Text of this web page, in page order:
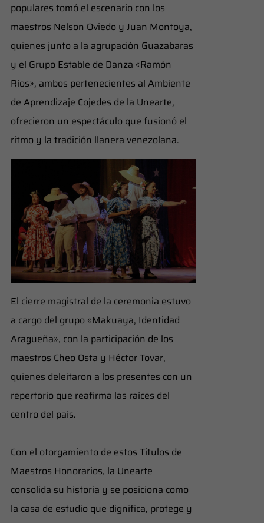
populares tomó el escenario con los
maestros Nelson Oviedo y Juan Montoya,
quienes junto a la agrupación Guazabaras
y el Grupo Estable de Danza «Ramón
Ríos», ambos pertenecientes al Ambiente
de Aprendizaje Cojedes de la Unearte,
ofrecieron un espectáculo que fusionó el
ritmo y la tradición llanera venezolana.
​El cierre magistral de la ceremonia estuvo
a cargo del grupo «Makuaya, Identidad
Aragueña», con la participación de los
maestros Cheo Osta y Héctor Tovar,
quienes deleitaron a los presentes con un
repertorio que reafirma las raíces del
centro del país.
Con el otorgamiento de estos Títulos de
Maestros Honorarios, la Unearte
consolida su historia y se posiciona como
la casa de estudio que dignifica, protege y